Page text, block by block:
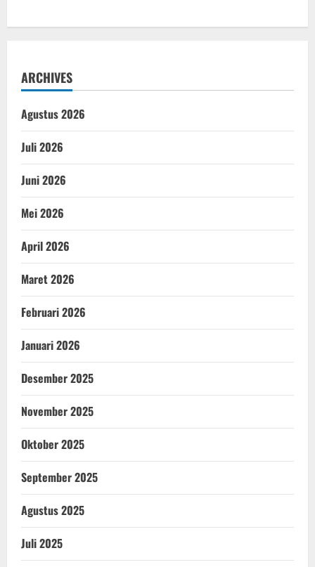
ARCHIVES
Agustus 2026
Juli 2026
Juni 2026
Mei 2026
April 2026
Maret 2026
Februari 2026
Januari 2026
Desember 2025
November 2025
Oktober 2025
September 2025
Agustus 2025
Juli 2025